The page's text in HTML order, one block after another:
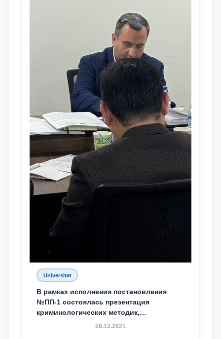
Universitet
В рамках исполнения постановления
№ПП-1 состоялась презентация
криминологических методик,
разработанных ТГЮУ
28.12.2021